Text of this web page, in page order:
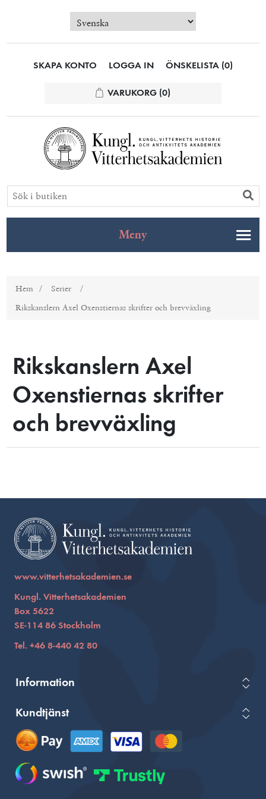
SKAPA KONTO LOGGA IN ÖNSKELISTA (0)
VARUKORG (0)
Meny
Hem / Serier
/
Rikskanslern Axel Oxenstiernas skrifter och brevväxling
Rikskanslern Axel
Oxenstiernas skrifter
och brevväxling
www.vitterhetsakademien.se
Kungl. Vitterhetsakademien
Box 5622
SE-114 86 Stockholm
Tel. +46 8-440 42 80
Information
Kundtjänst